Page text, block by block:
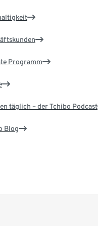
Programm
täglich – der Tchibo Podcast
Blog